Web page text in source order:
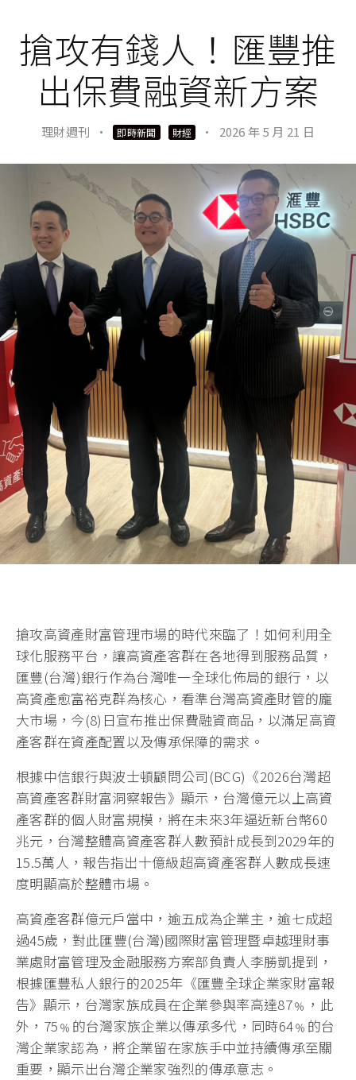
搶攻有錢人！匯豐推
出保費融資新方案
理財週刊 · 即時新聞 財經 · 2026 年 5 月 21 日
搶攻高資產財富管理市場的時代來臨了！如何利用全
球化服務平台，讓高資產客群在各地得到服務品質，
匯豐(台灣)銀行作為台灣唯一全球化佈局的銀行，以
高資產愈富裕克群為核心，看準台灣高資產財管的龐
大市場，今(8)日宣布推出保費融資商品，以滿足高資
產客群在資產配置以及傳承保障的需求。
根據中信銀行與波士頓顧問公司(BCG)《2026台灣超
高資產客群財富洞察報告》顯示，台灣億元以上高資
產客群的個人財富規模，將在未來3年逼近新台幣60
兆元，台灣整體高資產客群人數預計成長到2029年的
15.5萬人，報告指出十億級超高資產客群人數成長速
度明顯高於整體市場。
高資產客群億元戶當中，逾五成為企業主，逾七成超
過45歲，對此匯豐(台灣)國際財富管理暨卓越理財事
業處財富管理及金融服務方案部負責人李勝凱提到，
根據匯豐私人銀行的2025年《匯豐全球企業家財富報
告》顯示，台灣家族成員在企業參與率高達87﹪，此
外，75﹪的台灣家族企業以傳承多代，同時64﹪的台
灣企業家認為，將企業留在家族手中並持續傳承至關
重要，顯示出台灣企業家強烈的傳承意志。